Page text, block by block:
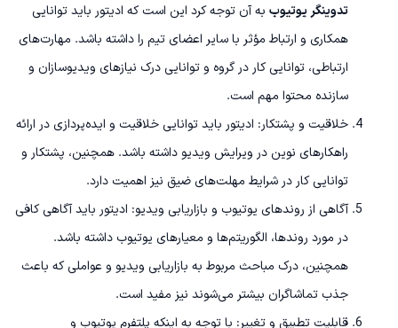
تدوینگر یوتیوب به آن توجه کرد این است که ادیتور باید توانایی
همکاری و ارتباط مؤثر با سایر اعضای تیم را داشته باشد. مهارت‌های
ارتباطی، توانایی کار در گروه و توانایی درک نیازهای ویدیوسازان و
سازنده محتوا مهم است.
خلاقیت و پشتکار: ادیتور باید توانایی خلاقیت و ایده‌پردازی در ارائه
راهکارهای نوین در ویرایش ویدیو داشته باشد. همچنین، پشتکار و
توانایی کار در شرایط مهلت‌های ضیق نیز اهمیت دارد.
آگاهی از روند‌های یوتیوب و بازاریابی ویدیو: ادیتور باید آگاهی کافی
در مورد روند‌ها، الگوریتم‌ها و معیارهای یوتیوب داشته باشد.
همچنین، درک مباحث مربوط به بازاریابی ویدیو و عواملی که باعث
جذب تماشاگران بیشتر می‌شوند نیز مفید است.
قابلیت تطبیق و تغییر: با توجه به اینکه پلتفرم یوتیوب و